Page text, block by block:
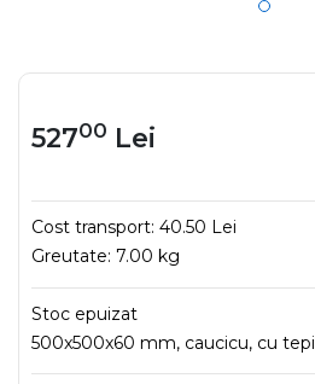
52700 Lei
Cost transport: 40.50 Lei
Greutate: 7.00 kg
Stoc epuizat
500x500x60 mm, caucicu, cu tepi